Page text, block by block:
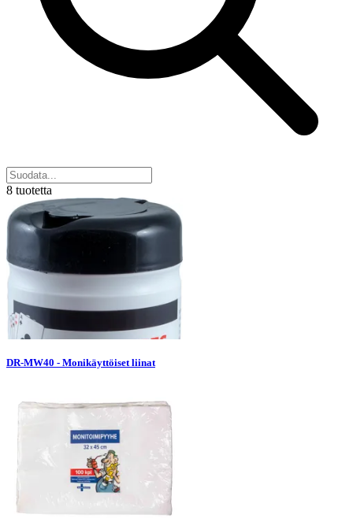
8 tuotetta
DR-MW40 - Monikäyttöiset liinat